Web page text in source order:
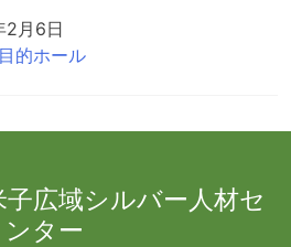
2月6日
的ホール
広域シルバー人材セ
ンター